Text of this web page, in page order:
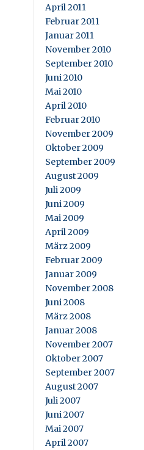
April 2011
Februar 2011
Januar 2011
November 2010
September 2010
Juni 2010
Mai 2010
April 2010
Februar 2010
November 2009
Oktober 2009
September 2009
August 2009
Juli 2009
Juni 2009
Mai 2009
April 2009
März 2009
Februar 2009
Januar 2009
November 2008
Juni 2008
März 2008
Januar 2008
November 2007
Oktober 2007
September 2007
August 2007
Juli 2007
Juni 2007
Mai 2007
April 2007